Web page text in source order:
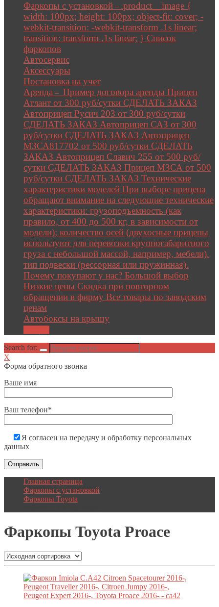
Фаркопы с установкой – .product__image {
width: 100px; height: 100px; object-fit: cover; -
webkit-transition: -webkit-transform .1s linear;
transition: transform .1s linear; } Список
фаркопов
Автосервис
Аксессуары
Постановка на учет
Аренда – Пример договора аренды Прицеп
Атлант от 300 руб/сутки СДЕЛАТЬ ЗАКАЗ
Автоприцеп Русич 203 от 300 руб/сутки
СДЕЛАТЬ ЗАКАЗ Автоприцеп САЗ от 300
руб/сутки СДЕЛАТЬ ЗАКАЗ Автоприцеп
МЗСА817702 от 500 руб/сутки СДЕЛАТЬ
ЗАКАЗ Автоприцеп Славич 255 от 500 руб/
сутки СДЕЛАТЬ ЗАКАЗ Прицеп МЗСА от 500
руб/сутки СДЕЛАТЬ ЗАКАЗ Технические
характеристики моделей При выборе прицепа
обращают внимание на следующие технические
характеристики: грузоподъемность (как
правило, от 400 до 500 кг, в зависимости от
модели); количество осей (двухосные прицепы
используют для перевозки крупногабаритного
груза с небольшой массой, например, мебели).
тип подвески (рессорная или пружинная).
Почему покупают у нас? Большой выбор
Низкие цены Скидка при повторном
обращении в фирму Все товары по заводским
ценам
Автобоксы на крышу
Search for:
X
Форма обратного звонка
Ваше имя
Ваш телефон*
Я согласен на передачу и обработку персональных
данных
Главная страница
Фаркопы с установкой
Фаркопы Toyota
Фаркопы Toyota Proace